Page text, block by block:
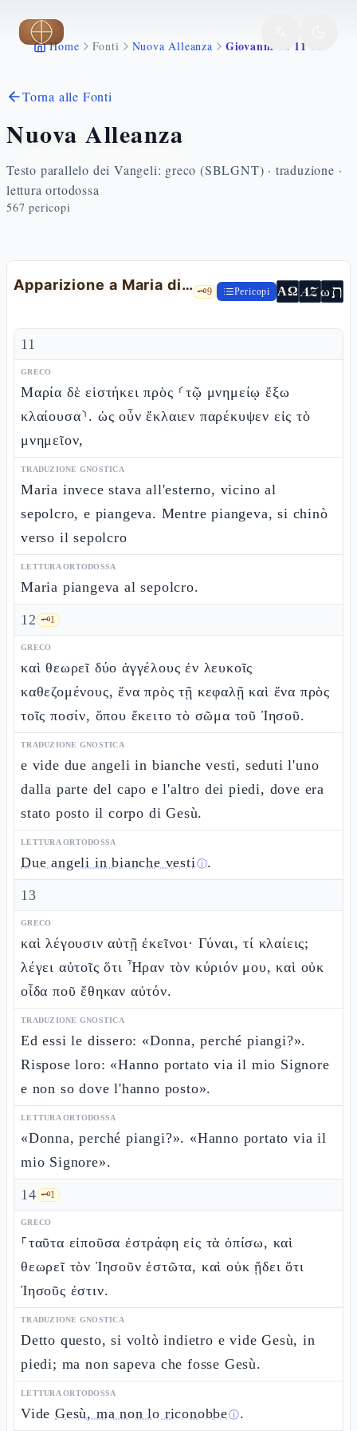
Vai al contenuto principale
Home Fonti Nuova Alleanza Giovanni 20 11 18
Torna alle Fonti
Nuova Alleanza
Testo parallelo dei Vangeli: greco (SBLGNT) · traduzione ·
lettura ortodossa
567 pericopi
Apparizione a Maria di Màgdala 🗝️9 Pericopi ΑΩ AZωת
11
GRECO
Μαρία δὲ εἱστήκει πρὸς ⸂τῷ μνημείῳ ἔξω
κλαίουσα⸃. ὡς οὖν ἔκλαιεν παρέκυψεν εἰς τὸ
μνημεῖον,
TRADUZIONE GNOSTICA
Maria invece stava all'esterno, vicino al
sepolcro, e piangeva. Mentre piangeva, si chinò
verso il sepolcro
LETTURA ORTODOSSA
Maria piangeva al sepolcro.
12 🗝️1
GRECO
καὶ θεωρεῖ δύο ἀγγέλους ἐν λευκοῖς
καθεζομένους, ἕνα πρὸς τῇ κεφαλῇ καὶ ἕνα πρὸς
τοῖς ποσίν, ὅπου ἔκειτο τὸ σῶμα τοῦ Ἰησοῦ.
TRADUZIONE GNOSTICA
e vide due angeli in bianche vesti, seduti l'uno
dalla parte del capo e l'altro dei piedi, dove era
stato posto il corpo di Gesù.
LETTURA ORTODOSSA
Due angeli in bianche vestiⓘ.
13
GRECO
καὶ λέγουσιν αὐτῇ ἐκεῖνοι· Γύναι, τί κλαίεις;
λέγει αὐτοῖς ὅτι Ἦραν τὸν κύριόν μου, καὶ οὐκ
οἶδα ποῦ ἔθηκαν αὐτόν.
TRADUZIONE GNOSTICA
Ed essi le dissero: «Donna, perché piangi?».
Rispose loro: «Hanno portato via il mio Signore
e non so dove l'hanno posto».
LETTURA ORTODOSSA
«Donna, perché piangi?». «Hanno portato via il
mio Signore».
14 🗝️1
GRECO
⸀ταῦτα εἰποῦσα ἐστράφη εἰς τὰ ὀπίσω, καὶ
θεωρεῖ τὸν Ἰησοῦν ἑστῶτα, καὶ οὐκ ᾔδει ὅτι
Ἰησοῦς ἐστιν.
TRADUZIONE GNOSTICA
Detto questo, si voltò indietro e vide Gesù, in
piedi; ma non sapeva che fosse Gesù.
LETTURA ORTODOSSA
Vide Gesù, ma non lo riconobbeⓘ.